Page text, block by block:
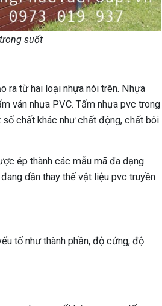
suốt
ra từ hai loại nhựa nói trên. Nhựa
ván nhựa PVC. Tấm nhựa pvc trong
số chất khác như chất động, chất bôi
ép thành các mẫu mã đa dạng
dần thay thế vật liệu pvc truyền
tố như thành phần, độ cứng, độ